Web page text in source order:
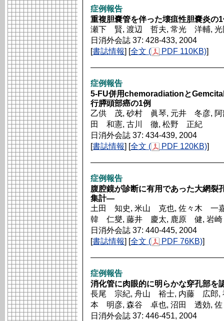
症例報告
重複胆嚢管を伴った壊疽性胆嚢炎の
瀬下 賢, 渡辺 哲夫, 常光 洋輔,
日消外会誌 37: 428-433, 2004
[書誌情報] [全文 ( PDF 110KB)]
症例報告
5-FU併用chemoradiationと
行膵頭部癌の1例
乙供 茂, 砂村 眞琴, 元井 冬彦,
田 和憲, 古川 徹, 松野 正紀
日消外会誌 37: 434-439, 2004
[書誌情報] [全文 ( PDF 120KB)]
症例報告
腹腔鏡が診断に有用であった大網
集計―
土田 知史, 米山 克也, 佐々木 一
韓 仁燮, 藤井 慶太, 鹿原 健, 岩
日消外会誌 37: 440-445, 2004
[書誌情報] [全文 ( PDF 76KB)]
症例報告
消化管に肉眼的に明らかな穿孔部を
長尾 宗紀, 舟山 裕士, 内藤 広郎
本 明彦, 森谷 卓也, 沼田 透効,
日消外会誌 37: 446-451, 2004